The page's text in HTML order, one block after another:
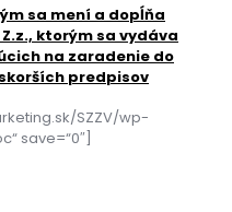
sa mení a dopĺňa
ktorým sa vydáva
na zaradenie do
predpisov
SZZV/wp-
save=“0″]